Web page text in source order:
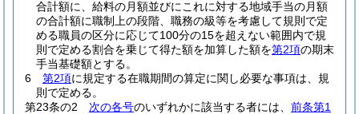
合計額に、給料の月額並びにこれに対する地域手当の月額
の合計額に職制上の段階、職務の級等を考慮して規則で定
める職員の区分に応じて100分の15を超えない範囲内で規
則で定める割合を乗じて得た額を加算した額を第2項の期末
手当基礎額とする。
6
第2項に規定する在職期間の算定に関し必要な事項は、規
則で定める。
第23条の2
次の各号のいずれかに該当する者には、 前条第1